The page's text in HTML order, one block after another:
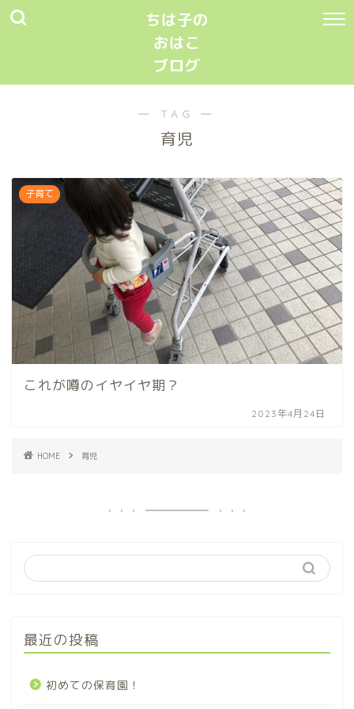
ちは子の
おはこ
ブログ
― TAG ―
育児
子育て
これが噂のイヤイヤ期？
2023年4月24日
HOME 育児
最近の投稿
初めての保育園！